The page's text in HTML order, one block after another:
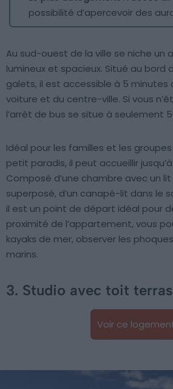
possibilité d’apercevoir des
Au sud-ouest de la ville se niche un
lumineux et spacieux. Situé au bord
galets, il est accessible à 5 minutes
voiture et du centre-ville. Si vous
l’arrêt de bus se situe à seulement
Idéal pour les familles et les groupes
petit paradis, il peut accueillir
Composé d’une chambre avec un
superposé, d’un canapé-lit dans le
il est un point de départ idéal pour
proximité de l’appartement, vous
kayaks de mer, observer les
marins.
3. Studio avec toit
Voir ce